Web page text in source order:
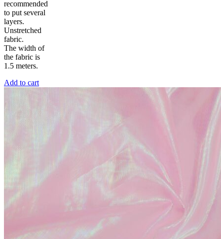
recommended
to put several
layers.
Unstretched
fabric.
The width of
the fabric is
1.5 meters.
Add to cart